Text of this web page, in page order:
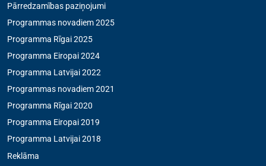
Pārredzamības paziņojumi
Programmas novadiem 2025
Programma Rīgai 2025
Programma Eiropai 2024
Programma Latvijai 2022
Programmas novadiem 2021
Programma Rīgai 2020
Programma Eiropai 2019
Programma Latvijai 2018
Reklāma